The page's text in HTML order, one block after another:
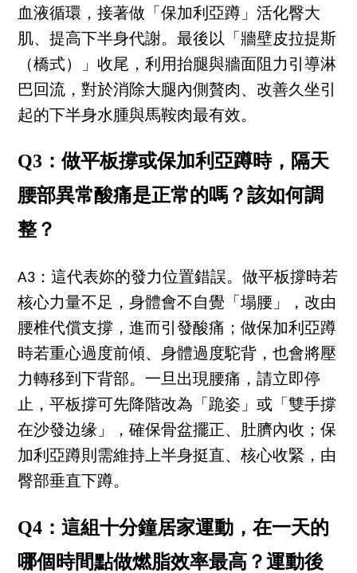
血液循環，接著做「保加利亞蹲」活化臀大
肌、提高下半身代謝。最後以「牆壁皮拉提斯
（橋式）」收尾，利用抬腿與牆面阻力引導淋
巴回流，對於消除大腿內側贅肉、改善久坐引
起的下半身水腫與馬鞍肉最有效。
Q3：做平板撐或保加利亞蹲時，隔天
腰部異常酸痛是正常的嗎？該如何調
整？
A3：這代表妳的發力位置錯誤。做平板撐時若
核心力量不足，身體會不自覺「塌腰」，改由
腰椎代償支撐，進而引發酸痛；做保加利亞蹲
時若重心過度前傾、身體過度駝背，也會將壓
力轉移到下背部。一旦出現腰痛，請立即停
止，平板撐可先降階改為「跪姿」或「雙手撐
在沙發边缘」，確保骨盆擺正、肚臍內收；保
加利亞蹲則需維持上半身挺直、核心收緊，由
臀部垂直下蹲。
Q4：這組十分鐘居家運動，在一天的
哪個時間點做燃脂效率最高？運動後